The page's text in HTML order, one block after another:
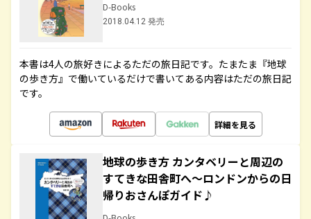
D-Books
2018.04.12 発売
本書は4人の旅好きによるただの旅日記です。たまたま『地球
の歩き方』で働いているだけで書いてある内容はただの旅日記
です。
詳細を見る
地球の歩き方 カンタベリーと周辺の
すてきな田舎町へ～ロンドンからの日
帰りおさんぽガイド♪